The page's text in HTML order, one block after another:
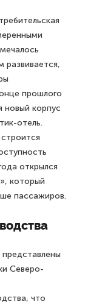
развивается,
прошлого
новый корпус
отель.
открылся
который
пассажиров.
Северо-
что